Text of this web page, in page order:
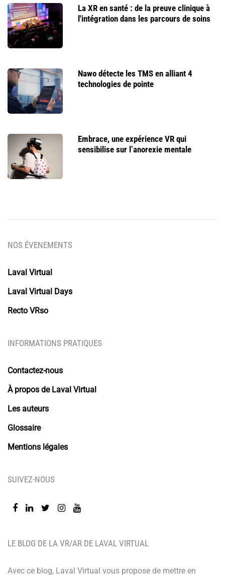
La XR en santé : de la preuve clinique à
l'intégration dans les parcours de soins
Nawo détecte les TMS en alliant 4
technologies de pointe
Embrace, une expérience VR qui
sensibilise sur l’anorexie mentale
LE BLOG DE LA VR/AR DE LAVAL VIRTUAL
Avec ce blog, Laval Virtual vous propose de mettre en
NOS ÉVENEMENTS
Laval Virtual
Laval Virtual Days
Recto VRso
INFORMATIONS PRATIQUES
Contactez-nous
À propos de Laval Virtual
Les auteurs
Glossaire
Mentions légales
SUIVEZ-NOUS